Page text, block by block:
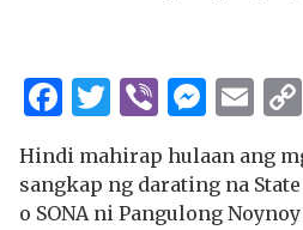
Facebook
Twitter
Viber
Hindi mahirap hulaan ang
sangkap ng darating na
o SONA ni Pangulong